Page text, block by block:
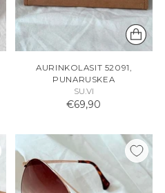
AURINKOLASIT 52091,
PUNARUSKEA
SU.VI
€69,90